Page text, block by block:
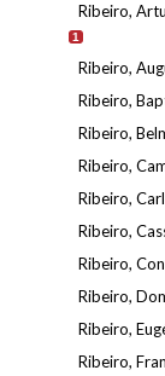
Ribeiro,
1
Ribeiro,
Ribeiro,
Ribeiro,
Ribeiro,
Ribeiro,
Ribeiro,
Ribeiro,
Ribeiro,
Ribeiro,
Ribeiro,